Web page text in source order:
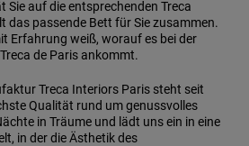
Sie auf die entsprechenden Treca
das passende Bett für Sie zusammen.
Erfahrung weiß, worauf es bei der
de Paris ankommt.
Treca Interiors Paris steht seit
Qualität rund um genussvolles
in Träume und lädt uns ein in eine
in der die Ästhetik des